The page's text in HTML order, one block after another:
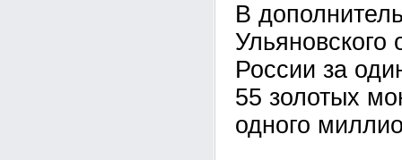
В
Ульяновского
России за
55 золотых
одного